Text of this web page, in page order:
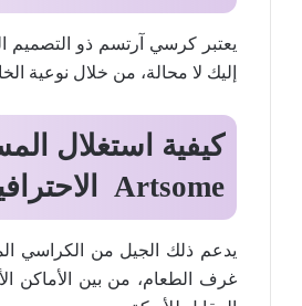
يعتبر كرسي آرتسم ذو التصميم
إليك لا محالة، من خلال نوعية
كيفية استغلال
Artsome
يدعم ذلك الجيل من الكراسي
غرف الطعام، من بين الأماكن